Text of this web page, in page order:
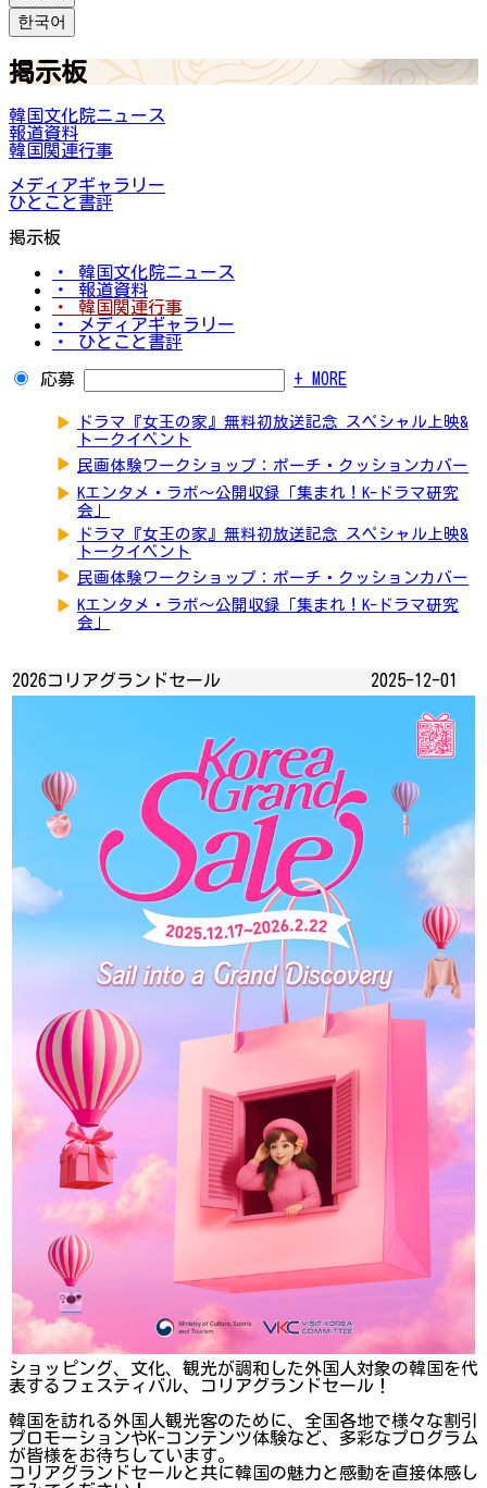
한국어
掲示板
韓国文化院ニュース
報道資料
韓国関連行事
メディアギャラリー
ひとこと書評
掲示板
・ 韓国文化院ニュース
・ 報道資料
・ 韓国関連行事
・ メディアギャラリー
・ ひとこと書評
応募 + MORE
▶
ドラマ『女王の家』無料初放送記念 スペシャル上映&
トークイベント
▶ 民画体験ワークショップ：ポーチ・クッションカバー
▶ Kエンタメ・ラボ～公開収録「集まれ！K-ドラマ研究
会」
▶
ドラマ『女王の家』無料初放送記念 スペシャル上映&
トークイベント
▶ 民画体験ワークショップ：ポーチ・クッションカバー
▶ Kエンタメ・ラボ～公開収録「集まれ！K-ドラマ研究
会」
2026コリアグランドセール 2025-12-01
ショッピング、文化、観光が調和した外国人対象の韓国を代
表するフェスティバル、コリアグランドセール！
韓国を訪れる外国人観光客のために、全国各地で様々な割引
プロモーションやK-コンテンツ体験など、多彩なプログラム
が皆様をお待ちしています。
コリアグランドセールと共に韓国の魅力と感動を直接体感し